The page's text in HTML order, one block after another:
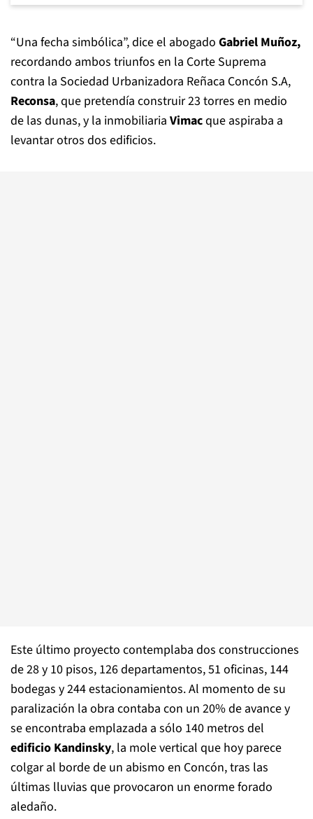
“Una fecha simbólica”, dice el abogado Gabriel Muñoz,
recordando ambos triunfos en la Corte Suprema
contra la Sociedad Urbanizadora Reñaca Concón S.A,
Reconsa, que pretendía construir 23 torres en medio
de las dunas, y la inmobiliaria Vimacque aspiraba a
levantar otros dos edificios.
Este último proyecto contemplaba dos construcciones
de 28 y 10 pisos, 126 departamentos, 51 oficinas, 144
bodegas y 244 estacionamientos. Al momento de su
paralización la obra contaba con un 20% de avance y
se encontraba emplazada a sólo 140 metros del
edificio Kandinsky, la mole vertical que hoy parece
colgar al borde de un abismo en Concón, tras las
últimas lluvias que provocaron un enorme forado
aledaño.